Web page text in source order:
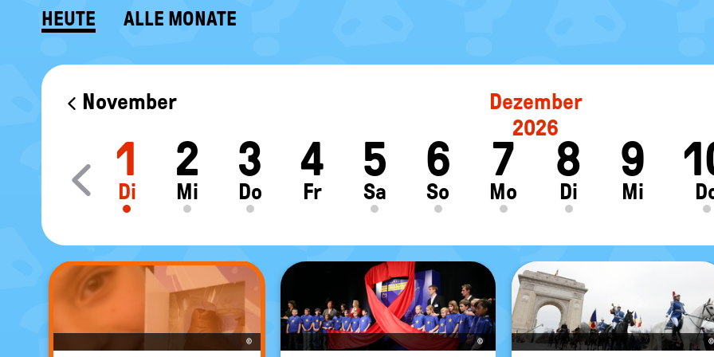
HEUTE ALLE MONATE
KALENDER
Dezember
2026
November
1
Di
2
Mi
3
Do
4
Fr
5
Sa
6
So
7
Mo
8
Di
9
Mi
Move slider content left
© © ©